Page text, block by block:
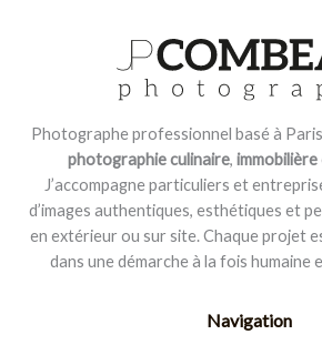
Photographe professionnel basé à
photographie culinaire, immobilière
J’accompagne particuliers et
d’images authentiques, esthétiques et
en extérieur ou sur site. Chaque projet
dans une démarche à la fois humaine
Navigation